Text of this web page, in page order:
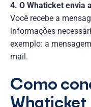
4. O Whaticket envia
Você recebe a
informações
exemplo: a
mail.
Como
Whaticket